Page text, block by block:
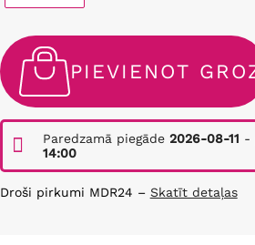
PIEVIENOT
Paredzamā piegāde 2026-08-11 -
14:00
Droši pirkumi MDR24 – Skatīt detaļas